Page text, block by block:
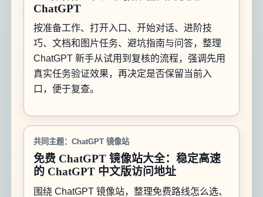
ChatGPT
按准备工作、打开入口、开始对话、进阶技
巧、文档和图片任务、避坑指南与问答，整理
ChatGPT 新手从试用到复核的流程，强调先用
真实任务验证效果，再决定是否保留当前入
口，便于复查。
共同主题：ChatGPT 镜像站
免费 ChatGPT 镜像站大全：稳定高速
的 ChatGPT 中文版访问地址
围绕 ChatGPT 镜像站，整理免费路线怎么选、